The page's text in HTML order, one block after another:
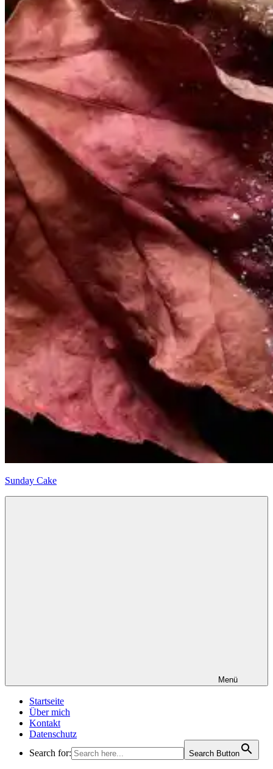
Sunday Cake
Menü
Startseite
Über mich
Kontakt
Datenschutz
Search for:
Search Button